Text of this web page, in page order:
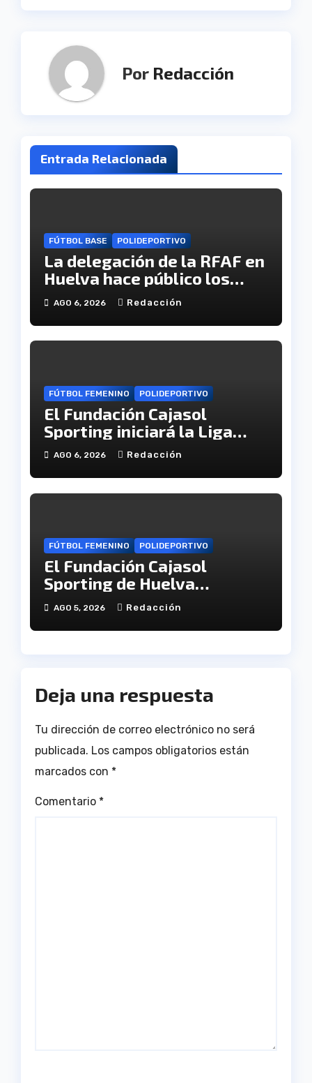
Por Redacción
Entrada Relacionada
FÚTBOL BASE POLIDEPORTIVO
La delegación de la RFAF en
Huelva hace público los
calendarios de la categoría
juvenil
AGO 6, 2026 Redacción
FÚTBOL FEMENINO POLIDEPORTIVO
El Fundación Cajasol
Sporting iniciará la Liga
recibiendo al Cacereño
AGO 6, 2026 Redacción
FÚTBOL FEMENINO POLIDEPORTIVO
El Fundación Cajasol
Sporting de Huelva
disputará la Copa de
Andalucía en el Estadio
Antonio Toledo Sánchez
AGO 5, 2026 Redacción
Deja una respuesta
Tu dirección de correo electrónico no será
publicada. Los campos obligatorios están
marcados con *
Comentario *